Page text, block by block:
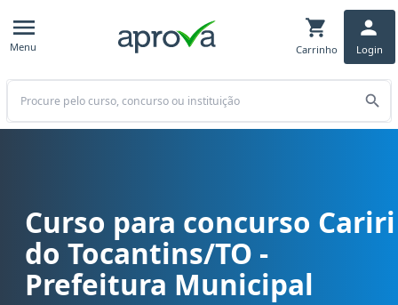
Menu Carrinho Login
Buscar
Curso para concurso Cariri do Tocantins/TO - Prefeitura
Curso para concurso Cariri
do Tocantins/TO -
Prefeitura Municipal